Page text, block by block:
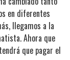
en diferentes
llegamos a la
Ahora que
que pagar el